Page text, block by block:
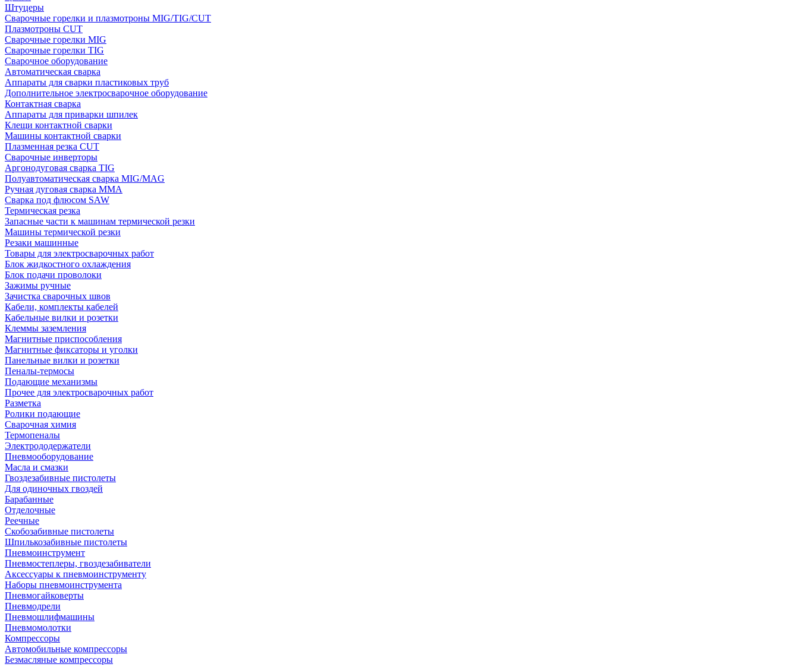
Штуцеры
Сварочные горелки и плазмотроны MIG/TIG/CUT
Плазмотроны CUT
Сварочные горелки MIG
Сварочные горелки TIG
Сварочное оборудование
Автоматическая сварка
Аппараты для сварки пластиковых труб
Дополнительное электросварочное оборудование
Контактная сварка
Аппараты для приварки шпилек
Клещи контактной сварки
Машины контактной сварки
Плазменная резка CUT
Сварочные инверторы
Аргонодуговая сварка TIG
Полуавтоматическая сварка MIG/MAG
Ручная дуговая сварка MMA
Сварка под флюсом SAW
Термическая резка
Запасные части к машинам термической резки
Машины термической резки
Резаки машинные
Товары для электросварочных работ
Блок жидкостного охлаждения
Блок подачи проволоки
Зажимы ручные
Зачистка сварочных швов
Кабели, комплекты кабелей
Кабельные вилки и розетки
Клеммы заземления
Магнитные приспособления
Магнитные фиксаторы и уголки
Панельные вилки и розетки
Пеналы-термосы
Подающие механизмы
Прочее для электросварочных работ
Разметка
Ролики подающие
Сварочная химия
Термопеналы
Электрододержатели
Пневмооборудование
Масла и смазки
Гвоздезабивные пистолеты
Для одиночных гвоздей
Барабанные
Отделочные
Реечные
Скобозабивные пистолеты
Шпилькозабивные пистолеты
Пневмоинструмент
Пневмостеплеры, гвоздезабиватели
Аксессуары к пневмоинструменту
Наборы пневмоинструмента
Пневмогайковерты
Пневмодрели
Пневмошлифмашины
Пневмомолотки
Компрессоры
Автомобильные компрессоры
Безмасляные компрессоры